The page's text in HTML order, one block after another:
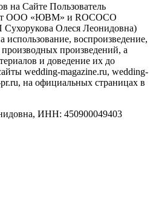
на Сайте Пользователь
ООО «ЮВМ» и ROCOCO
Олеся Леонидовна)
использование, воспроизведение,
производных произведений, а
и доведение их до
wedding-magazine.ru, wedding-
на официальных страницах в
ИНН: 450900049403